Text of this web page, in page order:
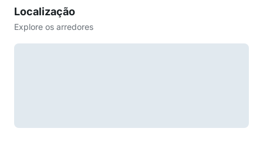
Localização
Explore os arredores